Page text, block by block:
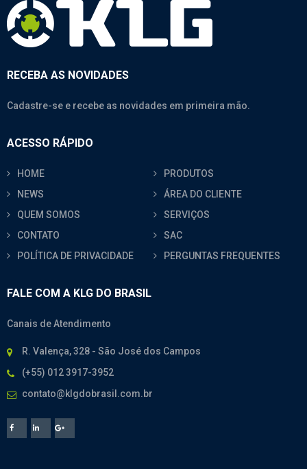
RECEBA AS NOVIDADES
Cadastre-se e recebe as novidades em primeira mão.
ACESSO RÁPIDO
HOME
PRODUTOS
NEWS
ÁREA DO CLIENTE
QUEM SOMOS
SERVIÇOS
CONTATO
SAC
POLÍTICA DE PRIVACIDADE
PERGUNTAS FREQUENTES
FALE COM A KLG DO BRASIL
Canais de Atendimento
R. Valença, 328 - São José dos Campos
(+55) 012 3917-3952
contato@klgdobrasil.com.br